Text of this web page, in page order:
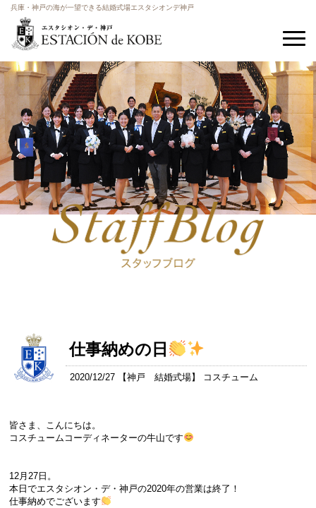
兵庫・神戸の海が一望できる結婚式場エスタシオンデ神戸
仕事納めの日
2020/12/27 【神戸 結婚式場】 コスチューム
皆さま、こんにちは。
コスチュームコーディネーターの牛山です
12月27日。
本日でエスタシオン・デ・神戸の2020年の営業は終了！
仕事納めでございます